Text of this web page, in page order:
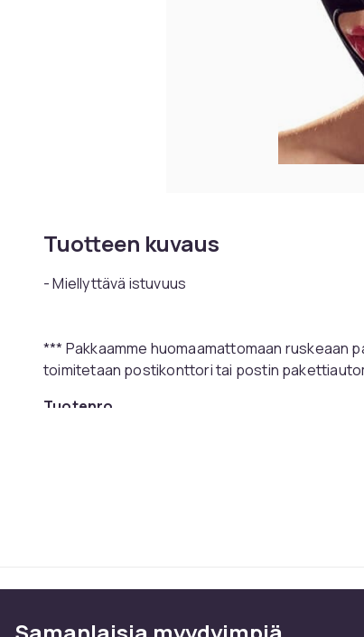
Tuotteen kuvaus
- Miellyttävä istuvuus
*** Pakkaamme huomaamattomaan ruskeaan
toimitetaan postikonttori tai postin
Tuotenro